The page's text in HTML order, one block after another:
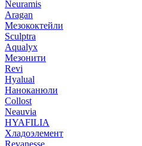
Neuramis
Aragan
Мезококтейли
Sculptra
Aqualyx
Мезонити
Revi
Hyalual
Наноканюли
Collost
Neauvia
HYAFILIA
Хладоэлемент
Revanesse